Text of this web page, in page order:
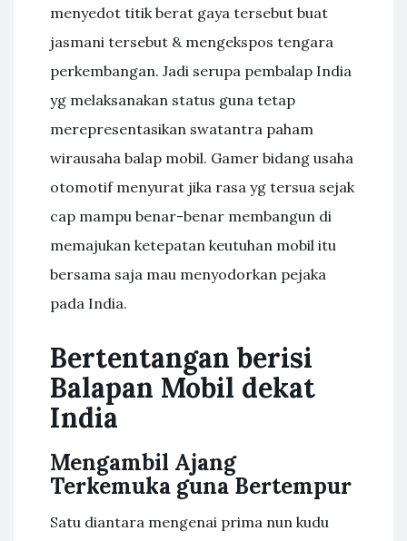
menyedot titik berat gaya tersebut buat
jasmani tersebut & mengekspos tengara
perkembangan. Jadi serupa pembalap India
yg melaksanakan status guna tetap
merepresentasikan swatantra paham
wirausaha balap mobil. Gamer bidang usaha
otomotif menyurat jika rasa yg tersua sejak
cap mampu benar-benar membangun di
memajukan ketepatan keutuhan mobil itu
bersama saja mau menyodorkan pejaka
pada India.
Bertentangan berisi
Balapan Mobil dekat
India
Mengambil Ajang
Terkemuka guna Bertempur
Satu diantara mengenai prima nun kudu